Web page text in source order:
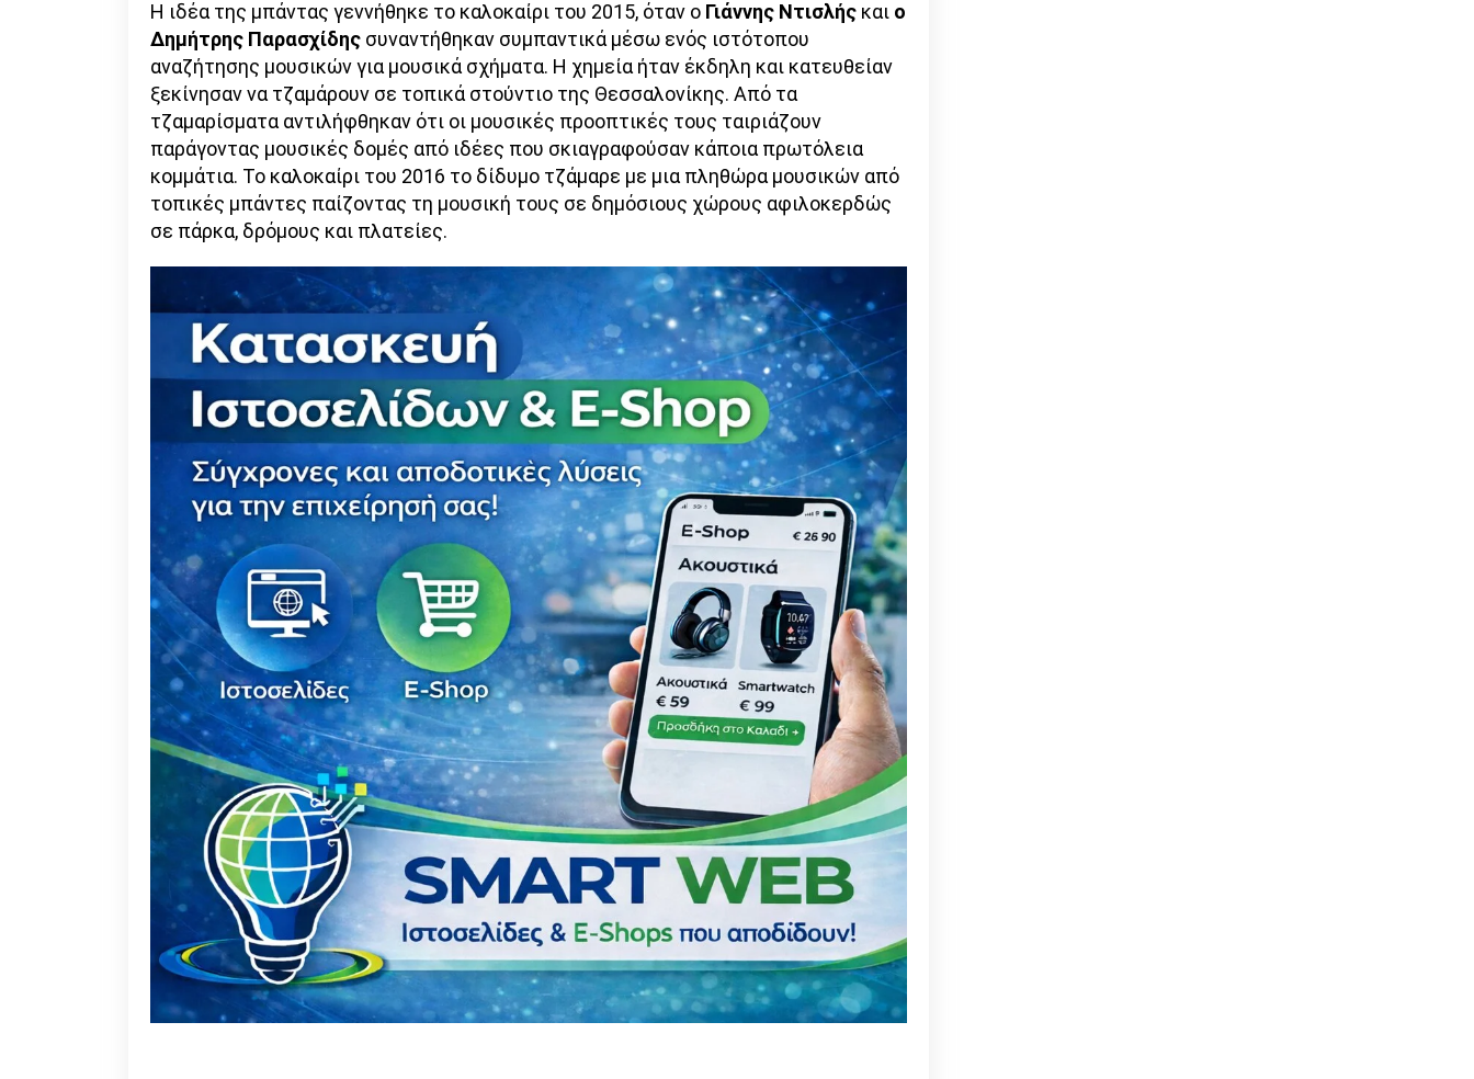
Η ιδέα της μπάντας γεννήθηκε το καλοκαίρι του 2015, όταν ο Γιάννης Ντισλής και ο
Δημήτρης Παρασχίδης συναντήθηκαν συμπαντικά μέσω ενός ιστότοπου
αναζήτησης μουσικών για μουσικά σχήματα. Η χημεία ήταν έκδηλη και κατευθείαν
ξεκίνησαν να τζαμάρουν σε τοπικά στούντιο της Θεσσαλονίκης. Από τα
τζαμαρίσματα αντιλήφθηκαν ότι οι μουσικές προοπτικές τους ταιριάζουν
παράγοντας μουσικές δομές από ιδέες που σκιαγραφούσαν κάποια πρωτόλεια
κομμάτια. Το καλοκαίρι του 2016 το δίδυμο τζάμαρε με μια πληθώρα μουσικών από
τοπικές μπάντες παίζοντας τη μουσική τους σε δημόσιους χώρους αφιλοκερδώς
σε πάρκα, δρόμους και πλατείες.